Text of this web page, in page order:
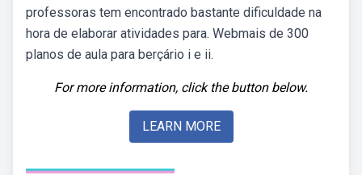
professoras tem encontrado bastante dificuldade na
hora de elaborar atividades para. Webmais de 300
planos de aula para berçário i e ii.
For more information, click the button below.
LEARN MORE